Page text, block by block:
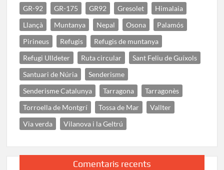
GR-92
GR-175 GR92 Gresolet
Himalaia
Llançà
Muntanya Nepal Osona
Palamós
Pirineus
Refugis
Refugis de muntanya
Refugi Ulldeter
Ruta circular
Sant Feliu de Guíxols
Santuari de Núria
Senderisme
Senderisme Catalunya
Tarragona
Tarragonès
Torroella de Montgrí
Tossa de Mar
Vallter
Via verda
Vilanova i la Geltrú
Comentaris recents